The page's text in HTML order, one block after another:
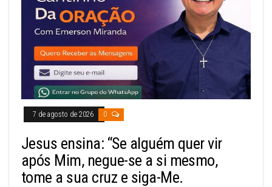
7 de agosto de 2026 0
Jesus ensina: “Se alguém quer vir
após Mim, negue-se a si mesmo,
tome a sua cruz e siga-Me.